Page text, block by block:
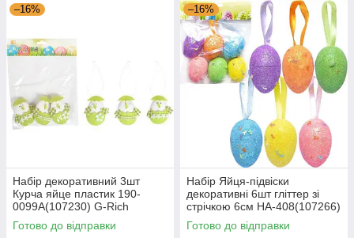
–16%
Набір декоративний 3шт
Курча яйце пластик 190-
0099A(107230) G-Rich
Готово до відправки
–16%
Набір Яйця-підвіски
декоративні 6шт гліттер зі
стрічкою 6см HA-408(107266)
G-Rich
Готово до відправки